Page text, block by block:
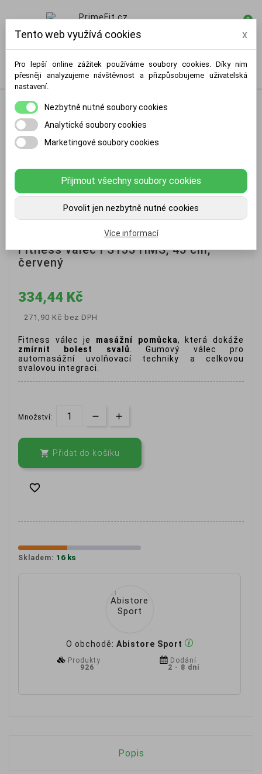
0
Fitness válec FS135 HMS, 45 cm,
červený
334,44 Kč
271,90 Kč bez DPH
Fitness válec je masážní pomůcka, která dokáže
zmírnit bolest svalů
. Gumový válec pro
automasážní uvolňovací techniky a celkovou
svalovou integraci.
Množství:
 Přidat do košíku

Skladem: 16 ks
O obchodě: Abistore Sport
Produkty
926
Dodání
2 - 8 dní
Popis
Tento web využívá cookies x
Pro lepší online zážitek používáme soubory cookies. Díky nim
přesněji analyzujeme návštěvnost a přizpůsobujeme uživatelská
nastavení.
Nezbytně nutné soubory cookies
Analytické soubory cookies
Marketingové soubory cookies
Přijmout všechny soubory cookies
Povolit jen nezbytně nutné cookies
Více informací